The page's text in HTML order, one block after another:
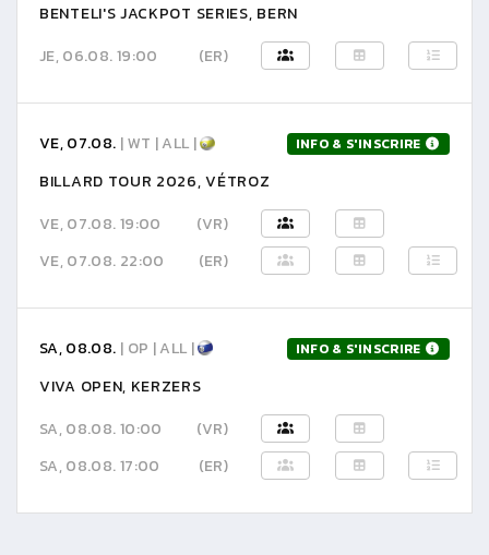
BENTELI'S JACKPOT SERIES, BERN
JE, 06.08. 19:00
(ER)
VE, 07.08. | WT | ALL | INFO & S'INSCRIRE
BILLARD TOUR 2026, VÉTROZ
VE, 07.08. 19:00
(VR)
VE, 07.08. 22:00
(ER)
SA, 08.08. | OP | ALL | INFO & S'INSCRIRE
VIVA OPEN, KERZERS
SA, 08.08. 10:00
(VR)
SA, 08.08. 17:00
(ER)